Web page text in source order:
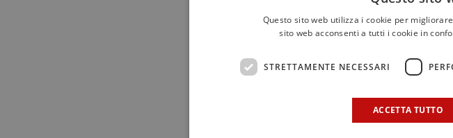
sentire il frutto e il mare, a pochi
,
disponibilità di acqua utile per non
anche per contrastare il cambiamento
Noi vogliamo che questo vino lo vendano
Questo sito web utilizza i cookie per
sito web acconsenti a tutti i cookie in
STRETTAMENTE NECESSARI
ACCETTA TUTTO